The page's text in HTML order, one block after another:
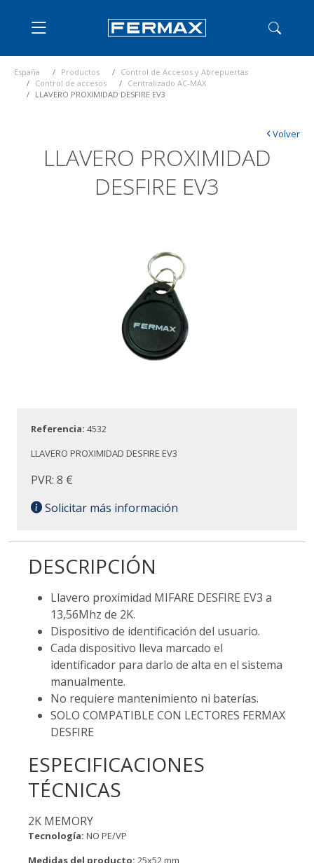
España Productos
Control de Accesos y Abrepuertas
Control de accesos
Centralizado AC-MAX
LLAVERO PROXIMIDAD DESFIRE EV3
LLAVERO PROXIMIDAD
DESFIRE EV3
‹Volver
Referencia: 4532
LLAVERO PROXIMIDAD DESFIRE EV3
PVR: 8 €
Solicitar más información
DESCRIPCIÓN
Llavero proximidad MIFARE DESFIRE EV3 a
13,56Mhz de 2K.
Dispositivo de identificación del usuario.
Cada dispositivo lleva marcado el
identificador para darlo de alta en el sistema
manualmente.
No requiere mantenimiento ni baterías.
SOLO COMPATIBLE CON LECTORES FERMAX
DESFIRE
ESPECIFICACIONES
TÉCNICAS
2K MEMORY
Tecnología: NO PE/VP
Medidas del producto: 25x52 mm